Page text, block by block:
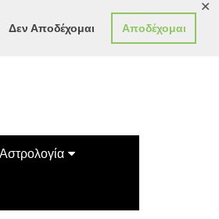
Δεν Αποδέχομαι Αποδέχομαι
✕
Αστρολογία
Κινέζικο Ωροσκόπιο